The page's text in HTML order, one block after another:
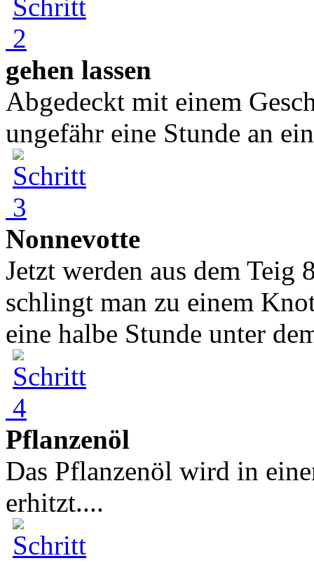
gehen lassen
Abgedeckt mit einem
ungefähr eine Stunde an
Nonnevotte
Jetzt werden aus dem
schlingt man zu einem
eine halbe Stunde unter
Pflanzenöl
Das Pflanzenöl wird in
erhitzt....